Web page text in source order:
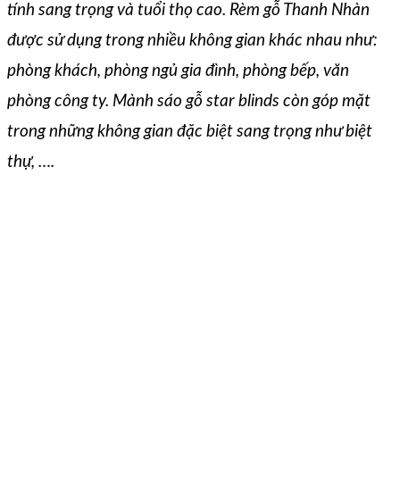
tính sang trọng và tuổi thọ cao. Rèm gỗ Thanh Nhàn
được sử dụng trong nhiều không gian khác nhau như:
phòng khách, phòng ngủ gia đình, phòng bếp, văn
phòng công ty. Mành sáo gỗ star blinds còn góp mặt
trong những không gian đặc biệt sang trọng như biệt
thự, ….